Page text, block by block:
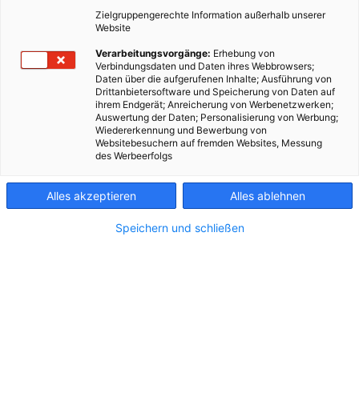
Zielgruppengerechte Information außerhalb unserer
Website
Verarbeitungsvorgänge: Erhebung von
Verbindungsdaten und Daten ihres Webbrowsers;
Daten über die aufgerufenen Inhalte; Ausführung von
Drittanbietersoftware und Speicherung von Daten auf
ihrem Endgerät; Anreicherung von Werbenetzwerken;
Auswertung der Daten; Personalisierung von Werbung;
Wiedererkennung und Bewerbung von
Websitebesuchern auf fremden Websites, Messung
des Werbeerfolgs
Alles akzeptieren Alles ablehnen
Speichern und schließen